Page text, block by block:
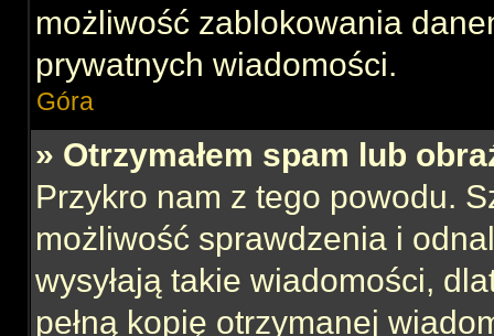
możliwość zablokowania
prywatnych wiadomości.
Góra
» Otrzymałem spam lub
Przykro nam z tego powodu.
możliwość sprawdzenia i
wysyłają takie wiadomości,
pełną kopię otrzymanej